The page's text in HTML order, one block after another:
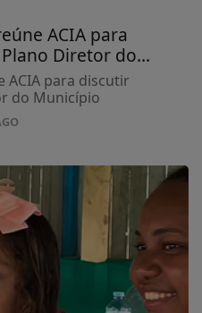
ACIA para
Diretor do...
ACIA para discutir
do Município